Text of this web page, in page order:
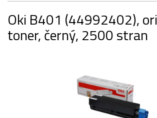
Oki B401 (44992402),
toner, černý, 2500 stran